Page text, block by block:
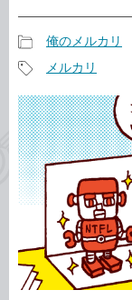
事
カ
テ
ゴ
リ
俺のメルカリ
事
タ
グ
メルカリ